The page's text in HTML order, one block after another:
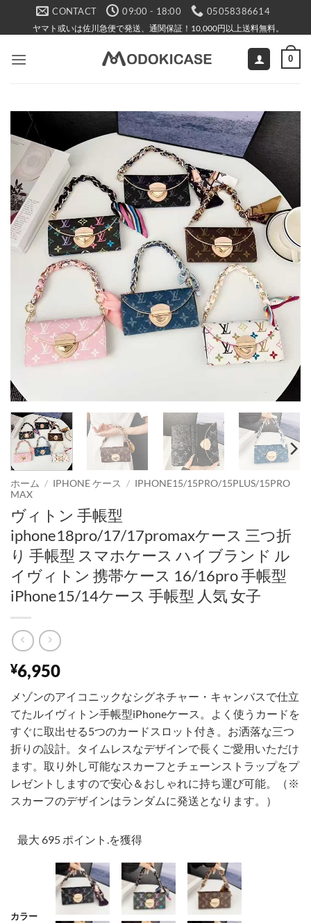
CONTACT 09:00 - 18:00 05058386614
ヤマト或いは佐川急便で発送、通関保証！10,000円以上送料無料。
0
ホーム / IPHONE ケース / IPHONE15/15PRO/15PLUS/15PRO
MAX
ヴィトン 手帳型
iphone18pro/17/17promaxケース 三つ折
り 手帳型 スマホケース ハイブランド ル
イヴィトン 携帯ケース 16/16pro 手帳型
iPhone15/14ケース 手帳型 人気 女子
¥6,950
メゾンのアイコニックなシグネチャー・キャンバスで仕立
てたルイヴィトン手帳型iPhoneケース。よく使うカードを
すぐに取出せる5つのカードスロット付き。お洒落な三つ
折りの設計。タイムレスなデザインで長くご愛用いただけ
ます。取り外し可能なスカーフとチェーンストラップをプ
レゼントしますので安心＆おしゃれに持ち運び可能。（※
スカーフのデザインはランダムに発送となります。）
最大 695 ポイント.を獲得
カラー